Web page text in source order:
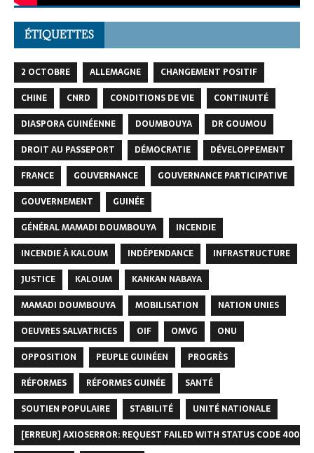
ÉTIQUETTES
2 OCTOBRE ALLEMAGNE
CHANGEMENT POSITIF
CHINE
CNRD CONDITIONS DE VIE
CONTINUITÉ
DIASPORA GUINÉENNE
DOUMBOUYA
DR GOUMOU
DROIT AU PASSEPORT
DÉMOCRATIE
DÉVELOPPEMENT
FRANCE
GOUVERNANCE
GOUVERNANCE PARTICIPATIVE
GOUVERNEMENT
GUINÉE
GÉNÉRAL MAMADI DOUMBOUYA
INCENDIE
INCENDIE À KALOUM
INDÉPENDANCE
INFRASTRUCTURE
JUSTICE
KALOUM
KANKAN NABAYA
MAMADI DOUMBOUYA
MOBILISATION
NATION UNIES
OEUVRES SALVATRICES
OIF OMVG
ONU
OPPOSITION
PEUPLE GUINÉEN
PROGRÈS
RÉFORMES
RÉFORMES GUINÉE
SANTÉ
SOUTIEN POPULAIRE
STABILITÉ
UNITÉ NATIONALE
[ERREUR] AXIOSERROR: REQUEST FAILED WITH STATUS CODE 400